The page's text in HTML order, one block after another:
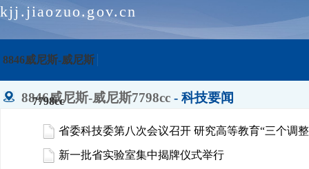
kjj.jiaozuo.gov.cn
8846威尼斯-威尼斯
7798cc
8846威尼斯-威尼斯7798cc - 科技要闻
省委科技委第八次会议召开 研究高等教育“三个调
新一批省实验室集中揭牌仪式举行